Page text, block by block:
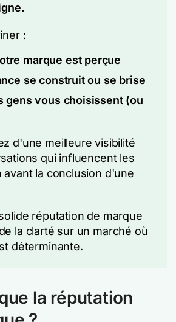
:
marque est perçue
se construit ou se brise
gens vous choisissent (ou
d'une meilleure visibilité
qui influencent les
avant la conclusion d'une
réputation de marque
la clarté sur un marché où
déterminante.
la réputation